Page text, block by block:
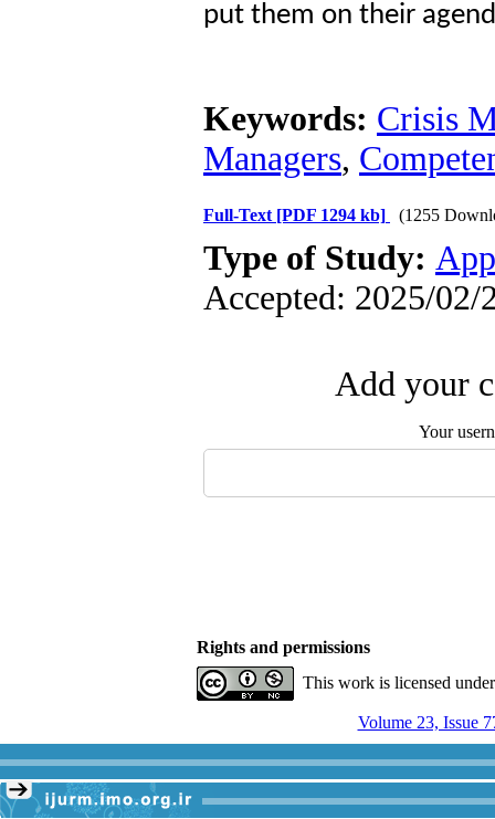
put them on their
Keywords: Crisis
Managers,
Full-Text [PDF 1294 kb] (1255
Type of Study:
Accepted: 2025/02/
Add your
Your
Rights and permissions
This work is licensed
Volume 23, Issue